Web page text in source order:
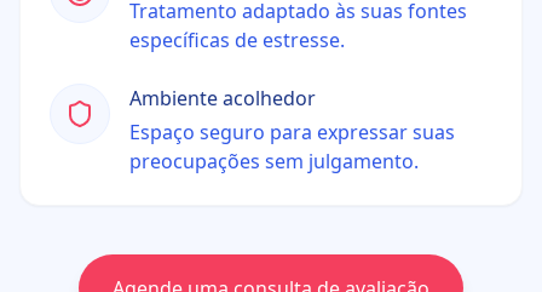
Tratamento adaptado às suas fontes
específicas de estresse.
Ambiente acolhedor
Espaço seguro para expressar suas
preocupações sem julgamento.